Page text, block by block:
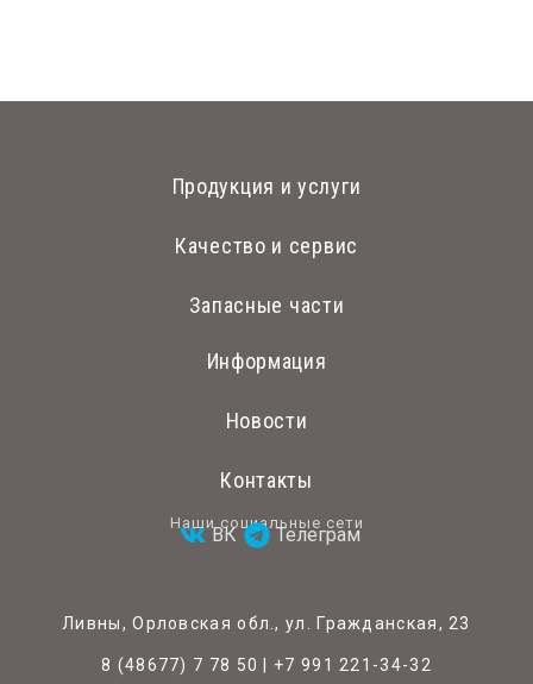
Продукция и услуги
Качество и сервис
Запасные части
Информация
Новости
Контакты
Наши социальные сети
ВК Телеграм
Ливны, Орловская обл., ул. Гражданская, 23
8 (48677) 7 78 50 +7 991 221-34-32